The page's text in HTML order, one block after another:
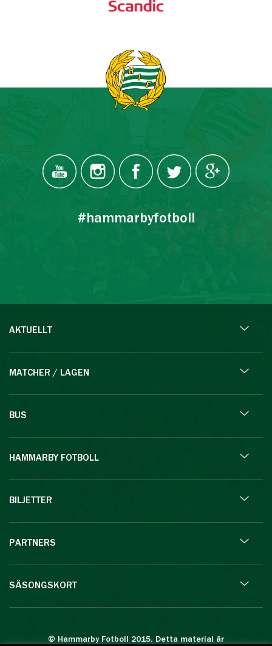
#hammarbyfotboll
AKTUELLT
MATCHER / LAGEN
BUS
HAMMARBY FOTBOLL
BILJETTER
PARTNERS
SÄSONGSKORT
© Hammarby Fotboll 2015. Detta material är